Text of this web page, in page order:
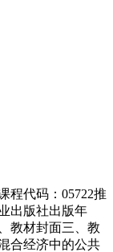
程代码：05722推
出版社出版年
教材封面三、教
合经济中的公共